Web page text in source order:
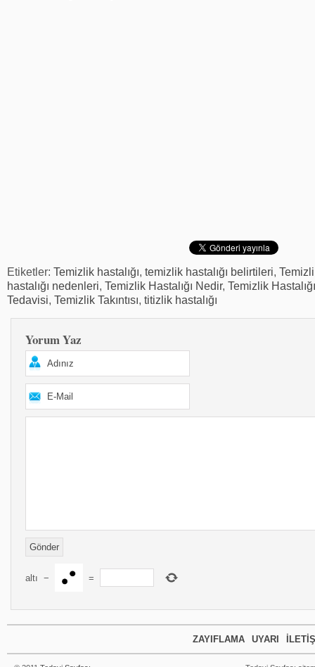
Etiketler: Temizlik hastalığı, temizlik hastalığı belirtileri,
hastalığı nedenleri, Temizlik Hastalığı Nedir, Temizlik Hastalığı
Tedavisi, Temizlik Takıntısı, titizlik hastalığı
Yorum Yaz
altı − =
ZAYIFLAMA UYARI